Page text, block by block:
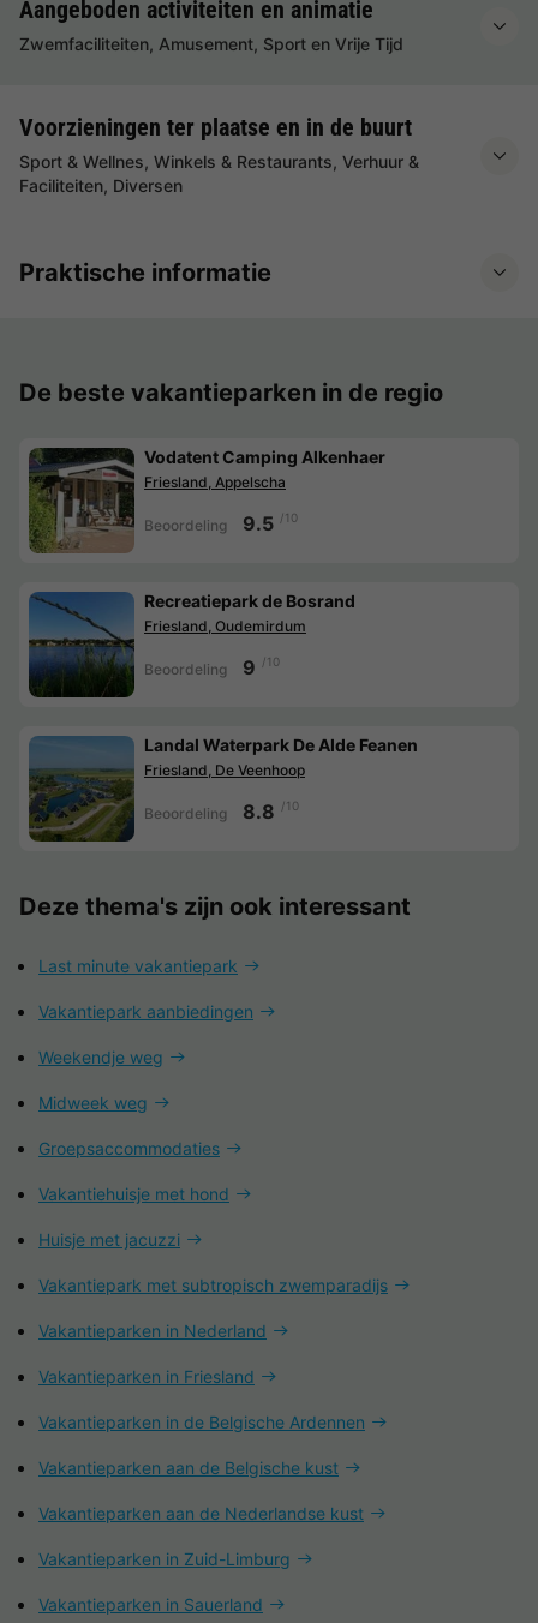
Aangeboden activiteiten en animatie
Zwemfaciliteiten, Amusement, Sport en Vrije Tijd
Voorzieningen ter plaatse en in de buurt
Sport & Wellnes, Winkels & Restaurants, Verhuur &
Faciliteiten, Diversen
Praktische informatie
De beste vakantieparken in de regio
Vodatent Camping Alkenhaer
Friesland, Appelscha
Beoordeling 9.5 /10
Recreatiepark de Bosrand
Friesland, Oudemirdum
Beoordeling 9 /10
Landal Waterpark De Alde Feanen
Friesland, De Veenhoop
Beoordeling 8.8 /10
Deze thema's zijn ook interessant
Last minute vakantiepark
Vakantiepark aanbiedingen
Weekendje weg
Midweek weg
Groepsaccommodaties
Vakantiehuisje met hond
Huisje met jacuzzi
Vakantiepark met subtropisch zwemparadijs
Vakantieparken in Nederland
Vakantieparken in Friesland
Vakantieparken in de Belgische Ardennen
Vakantieparken aan de Belgische kust
Vakantieparken aan de Nederlandse kust
Vakantieparken in Zuid-Limburg
Vakantieparken in Sauerland